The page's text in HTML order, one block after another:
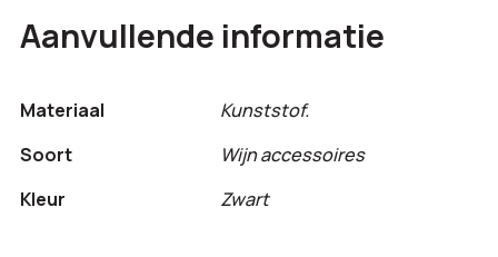
Aanvullende informatie
Materiaal
Kunststof.
Soort
Wijn accessoires
Kleur
Zwart